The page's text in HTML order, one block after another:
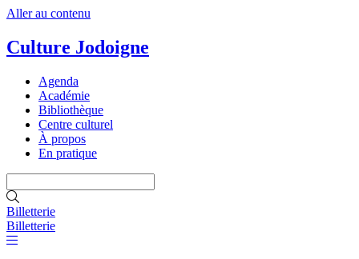
Aller au contenu
Culture Jodoigne
Agenda
Académie
Bibliothèque
Centre culturel
À propos
En pratique
Billetterie
Billetterie